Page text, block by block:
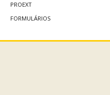
PROEXT
FORMULÁRIOS